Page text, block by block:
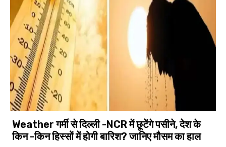
Weather गर्मी से दिल्ली -NCR में छूटेंगे पसीने, देश के
किन -किन हिस्सों में होगी बारिश? जानिए मौसम का हाल